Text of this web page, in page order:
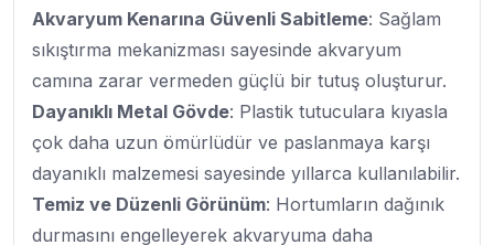
Akvaryum Kenarına Güvenli Sabitleme: Sağlam
sıkıştırma mekanizması sayesinde akvaryum
camına zarar vermeden güçlü bir tutuş oluşturur.
Dayanıklı Metal Gövde: Plastik tutuculara kıyasla
çok daha uzun ömürlüdür ve paslanmaya karşı
dayanıklı malzemesi sayesinde yıllarca kullanılabilir.
Temiz ve Düzenli Görünüm: Hortumların dağınık
durmasını engelleyerek akvaryuma daha